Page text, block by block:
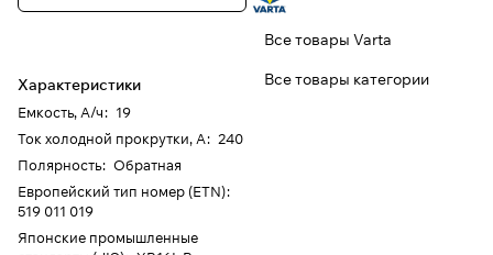
Характеристики
Емкость, А/ч: 19
Ток холодной прокрутки, А: 240
Полярность: Обратная
Европейский тип номер (ETN):
519 011 019
Японские промышленные
Все товары Varta
Все товары категории